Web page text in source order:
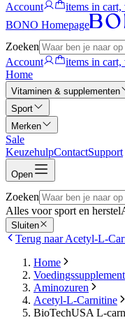
Account
items in
BONO Homepage
Zoeken
Account
items in
Home
Vitaminen & supplementen
Sport
Merken
Sale
KeuzehulpContactSupport
Open
Zoeken
Alles voor sport en herstel
Sluiten
Terug naar Acetyl-L-
Home
Voedingssupplement
Aminozuren
Acetyl-L-Carnitine
BioTechUSA L-